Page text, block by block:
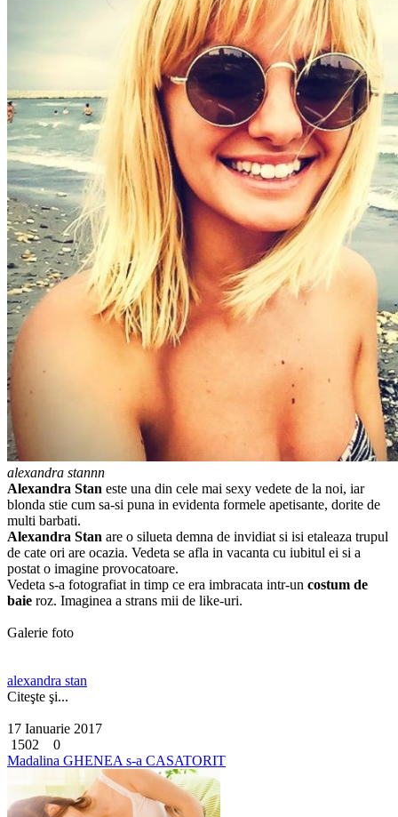
alexandra stannn
Alexandra Stan este una din cele mai sexy vedete de la noi, iar
blonda stie cum sa-si puna in evidenta formele apetisante, dorite de
multi barbati.
Alexandra Stan are o silueta demna de invidiat si isi etaleaza trupul
de cate ori are ocazia. Vedeta se afla in vacanta cu iubitul ei si a
postat o imagine provocatoare.
Vedeta s-a fotografiat in timp ce era imbracata intr-un costum de
baie roz. Imaginea a strans mii de like-uri.
Galerie foto
alexandra stan
Citeşte şi...
17 Ianuarie 2017
1502
0
Madalina GHENEA s-a CASATORIT